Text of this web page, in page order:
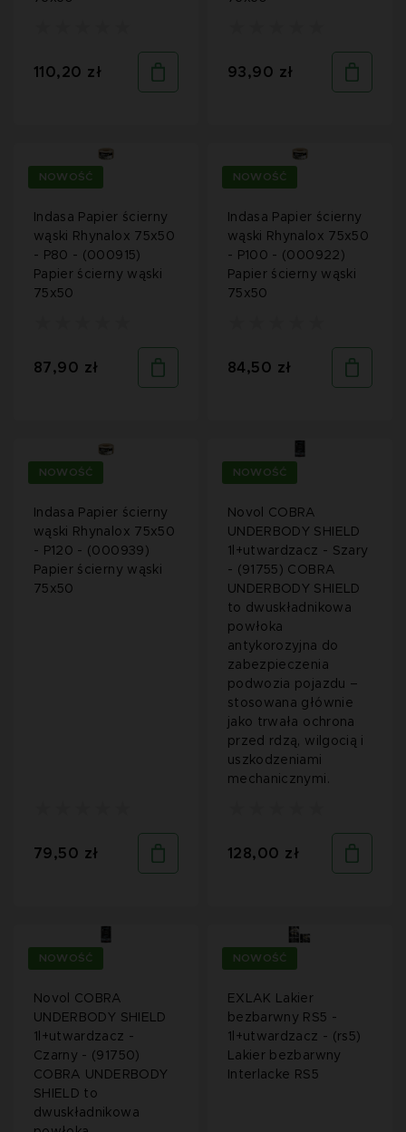
110,20 zł 93,90 zł
NOWOŚĆ
Indasa Papier ścierny
wąski Rhynalox 75x50
- P80 - (000915)
Papier ścierny wąski
75x50
87,90 zł
NOWOŚĆ
Indasa Papier ścierny
wąski Rhynalox 75x50
- P100 - (000922)
Papier ścierny wąski
75x50
84,50 zł
NOWOŚĆ
Indasa Papier ścierny
wąski Rhynalox 75x50
- P120 - (000939)
Papier ścierny wąski
75x50
79,50 zł
NOWOŚĆ
Novol COBRA
UNDERBODY SHIELD
1l+utwardzacz - Szary
- (91755) COBRA
UNDERBODY SHIELD
to dwuskładnikowa
powłoka
antykorozyjna do
zabezpieczenia
podwozia pojazdu –
stosowana głównie
jako trwała ochrona
przed rdzą, wilgocią i
uszkodzeniami
mechanicznymi.
128,00 zł
NOWOŚĆ
Novol COBRA
UNDERBODY SHIELD
1l+utwardzacz -
Czarny - (91750)
COBRA UNDERBODY
SHIELD to
dwuskładnikowa
NOWOŚĆ
EXLAK Lakier
bezbarwny RS5 -
1l+utwardzacz - (rs5)
Lakier bezbarwny
Interlacke RS5